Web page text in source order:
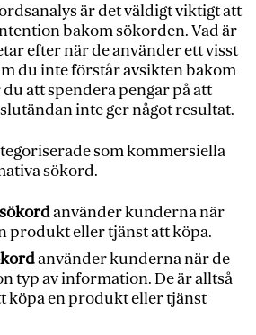
är det väldigt viktigt att
bakom sökorden. Vad är
efter när de använder ett visst
du inte förstår avsikten bakom
att spendera pengar på att
inte ger något resultat.
som kommersiella
sökord.
använder kunderna när
produkt eller tjänst att köpa.
använder kunderna när de
typ av information. De är alltså
köpa en produkt eller tjänst